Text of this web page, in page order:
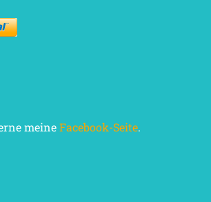
meineFacebook-Seite.